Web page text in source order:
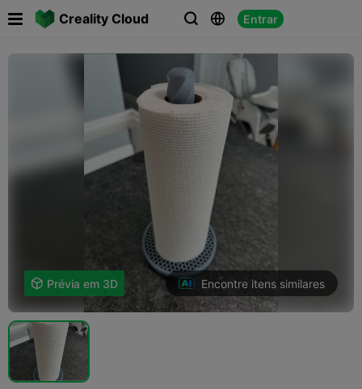
Creality Cloud   Entrar
 
 Prévia em 3D Encontre itens similares